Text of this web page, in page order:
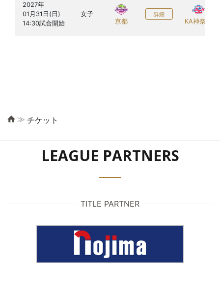
2027年
01月31日(日)
女子
京都
詳細
KA神奈川
≫ チケット
LEAGUE PARTNERS
TITLE PARTNER